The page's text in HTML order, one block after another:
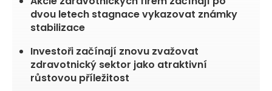
dvou letech stagnace vykazovat známky
stabilizace
Investoři začínají znovu zvažovat
zdravotnický sektor jako atraktivní
růstovou příležitost